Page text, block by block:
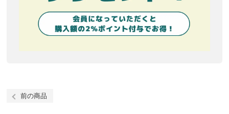
前の商品